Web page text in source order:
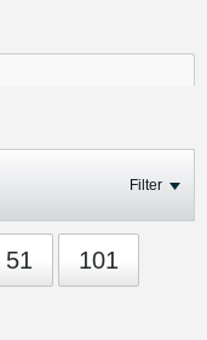
Filter
51 101